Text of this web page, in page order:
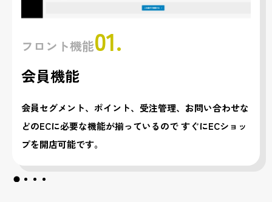
フロント機能01.
会員機能
会員セグメント、ポイント、受注管理、お問い合わせな
どのECに必要な機能が揃っているので すぐにECショッ
プを開店可能です。